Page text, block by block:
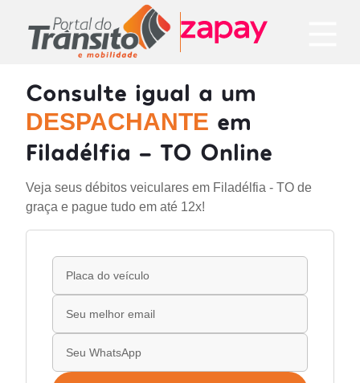
Consulte igual a um
DESPACHANTE em
Filadélfia - TO Online
Veja seus débitos veiculares em Filadélfia - TO de
graça e pague tudo em até 12x!